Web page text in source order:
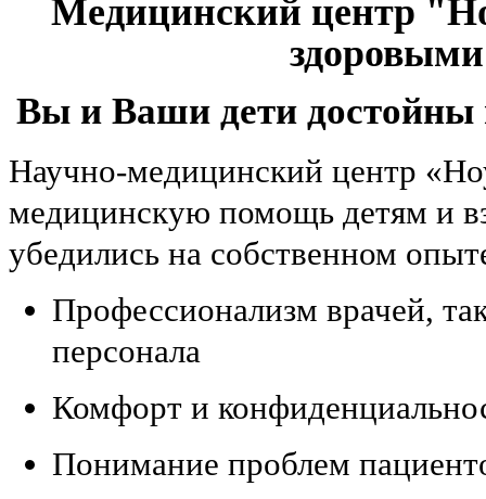
Медицинский центр
Вы и Ваши дети достойны
Научно-медицинский центр
медицинскую помощь детям и
убедились на собственном
Профессионализм врачей,
персонала
Комфорт и
Понимание проблем